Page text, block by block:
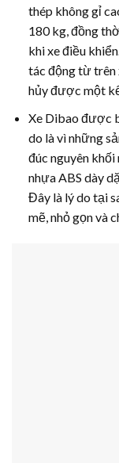
thép không gỉ
180 kg, đồng
khi xe điều
tác động từ trên
hủy được một
Xe Dibao được
do là vì những
đúc nguyên
nhựa ABS dày
Đây là lý do tại
mẽ, nhỏ gọn và